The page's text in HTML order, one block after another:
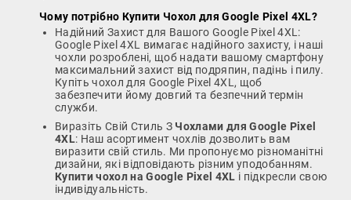
Чому потрібно Купити Чохол для Google Pixel 4XL?
Надійний Захист для Вашого Google Pixel 4XL:
Google Pixel 4XL вимагає надійного захисту, і наші
чохли розроблені, щоб надати вашому смартфону
максимальний захист від подряпин, падінь і пилу.
Купіть чохол для Google Pixel 4XL, щоб
забезпечити йому довгий та безпечний термін
служби.
Виразіть Свій Стиль З Чохлами для Google Pixel
4XL: Наш асортимент чохлів дозволить вам
виразити свій стиль. Ми пропонуємо різноманітні
дизайни, які відповідають різним уподобанням.
Купити чохол на Google Pixel 4XL і підкресли свою
індивідуальність.